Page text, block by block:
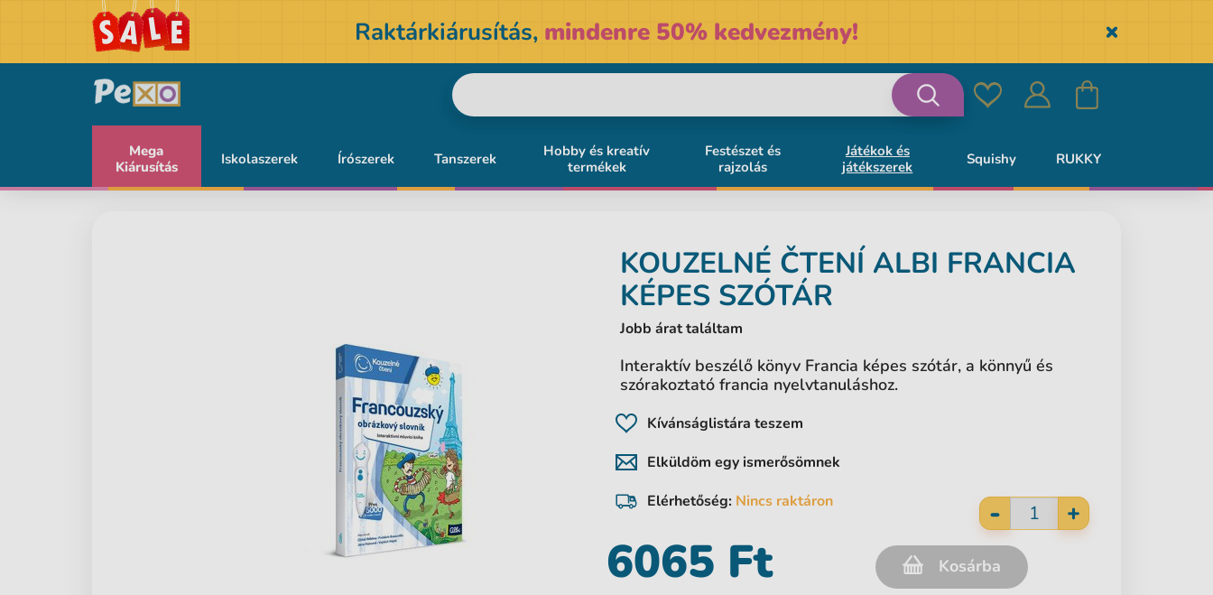
Raktárkiárusítás, mindenre 50% kedvezmény! Skryť
KedvencekBejelentkezés
Kosár
Mega
Kiárusítás
Iskolaszerek Írószerek Tanszerek
Hobby és kreatív
termékek
Festészet és
rajzolás
Játékok és
játékszerek
Squishy RUKKY
KOUZELNÉ ČTENÍ ALBI FRANCIA
KÉPES SZÓTÁR
Jobb árat találtam
Interaktív beszélő könyv Francia képes szótár, a könnyű és
szórakoztató francia nyelvtanuláshoz.
Kívánságlistára teszem
Elküldöm egy ismerősömnek
Elérhetőség: Nincs raktáron - +
6065 Ft Kosárba